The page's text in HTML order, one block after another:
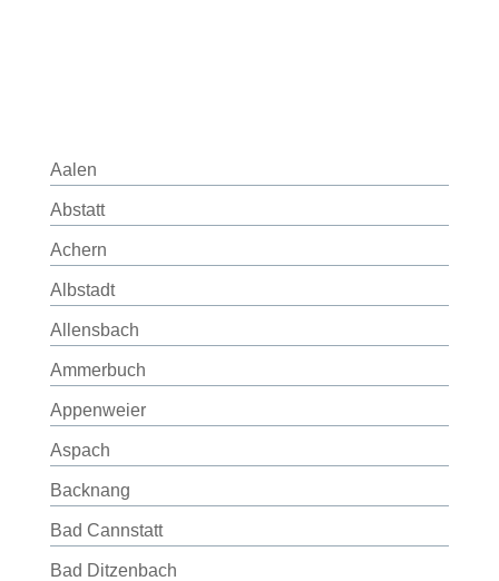
Aalen
Abstatt
Achern
Albstadt
Allensbach
Ammerbuch
Appenweier
Aspach
Backnang
Bad Cannstatt
Bad Ditzenbach